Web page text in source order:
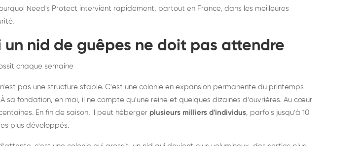
Need's Protect intervient rapidement, partout en France, dans les meilleures
un nid de guêpes ne doit pas attendre
chaque semaine
pas une structure stable. C'est une colonie en expansion permanente du printemps
sa fondation, en mai, il ne compte qu'une reine et quelques dizaines d'ouvrières. Au cœur
En fin de saison, il peut héberger plusieurs milliers d'individus, parfois jusqu'à 10
plus développés.